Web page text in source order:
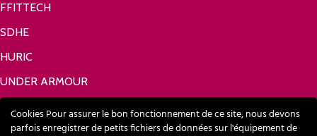
FFITTECH
SDHE
HURIC
UNDER ARMOUR
Réseaux sociaux
Cookies Pour assurer le bon fonctionnement de ce site, nous devons
parfois enregistrer de petits fichiers de données sur l'équipement de